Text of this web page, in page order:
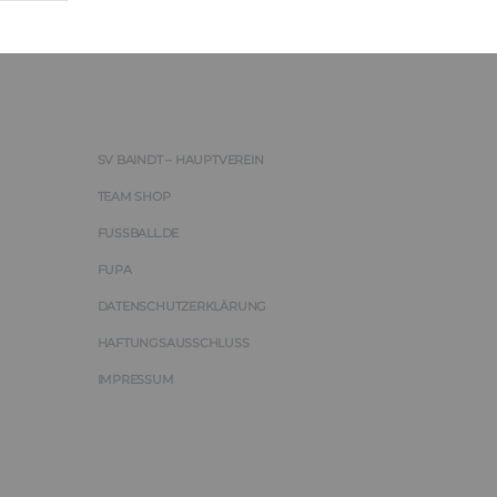
SV BAINDT – HAUPTVEREIN
TEAM SHOP
FUSSBALL.DE
FUPA
DATENSCHUTZERKLÄRUNG
HAFTUNGSAUSSCHLUSS
IMPRESSUM